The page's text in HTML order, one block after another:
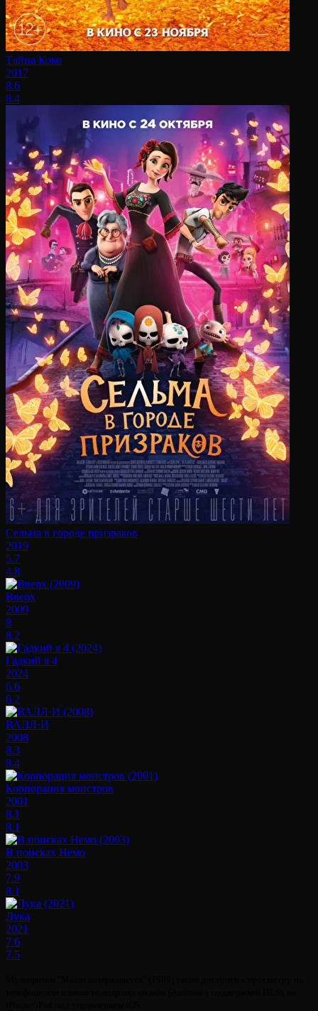
Тайна Коко
2017
8.6
8.4
Сельма в городе призраков
2019
5.7
4.8
Вверх
2009
8
8.2
Гадкий я 4
2024
6.6
6.2
ВАЛЛ·И
2008
8.3
8.4
Корпорация монстров
2001
8.1
8.1
В поисках Немо
2003
7.9
8.1
Лука
2021
7.6
7.5